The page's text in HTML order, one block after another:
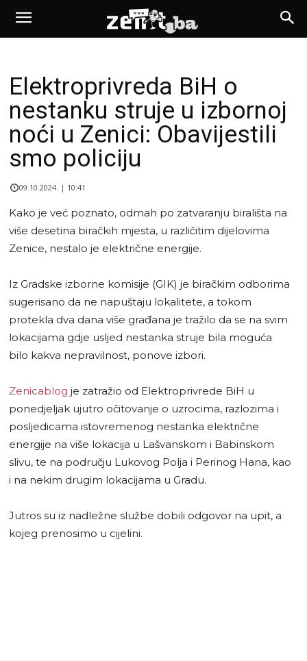
Elektroprivreda BiH o
nestanku struje u izbornoj
noći u Zenici: Obavijestili
smo policiju
09.10.2024. | 10:41
Kako je već poznato, odmah po zatvaranju birališta na
više desetina biračkih mjesta, u različitim dijelovima
Zenice, nestalo je električne energije.
Iz Gradske izborne komisije (GIK) je biračkim odborima
sugerisano da ne napuštaju lokalitete, a tokom
protekla dva dana više građana je tražilo da se na svim
lokacijama gdje usljed nestanka struje bila moguća
bilo kakva nepravilnost, ponove izbori.
Zenicablog je zatražio od Elektroprivrede BiH u
ponedjeljak ujutro očitovanje o uzrocima, razlozima i
posljedicama istovremenog nestanka električne
energije na više lokacija u Lašvanskom i Babinskom
slivu, te na području Lukovog Polja i Perinog Hana, kao
i na nekim drugim lokacijama u Gradu.
Jutros su iz nadležne službe dobili odgovor na upit, a
kojeg prenosimo u cijelini.